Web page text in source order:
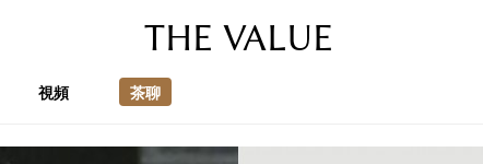
THE VALUE
視頻 茶聊